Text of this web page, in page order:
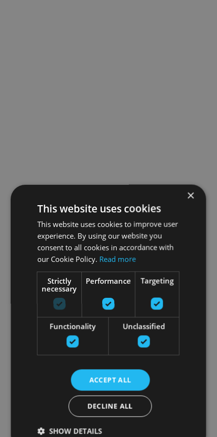
×
This website uses cookies
This website uses cookies to improve user
experience. By using our website you
consent to all cookies in accordance with
our Cookie Policy. Read more
Strictly
necessary
Performance Targeting
Functionality Unclassified
ACCEPT ALL
DECLINE ALL
SHOW DETAILS